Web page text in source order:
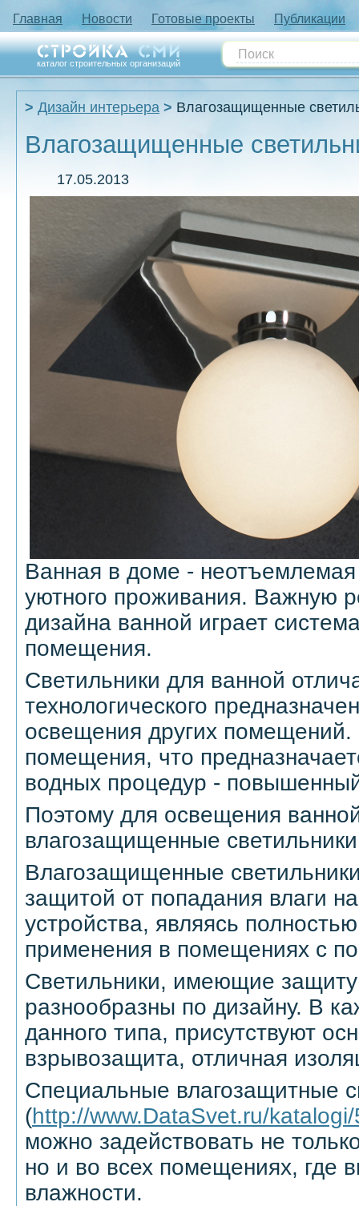
Главная Новости Готовые проекты Публикации
каталог строительных организаций
Дизайн интерьера Влагозащищенные
Влагозащищенные
17.05.2013
Ванная в доме -
уютного проживания. Важную
дизайна ванной играет
помещения.
Светильники для ванной
технологического
освещения других помещений.
помещения, что
водных процедур -
Поэтому для освещения
влагозащищенные
Влагозащищенные
защитой от попадания влаги
устройства, являясь
применения в помещениях с
Светильники, имеющие защиту
разнообразны по дизайну. В
данного типа, присутствуют
взрывозащита, отличная
Специальные влагозащитные
(http://www.DataSvet.ru/
можно задействовать не
но и во всех помещениях, где
влажности.